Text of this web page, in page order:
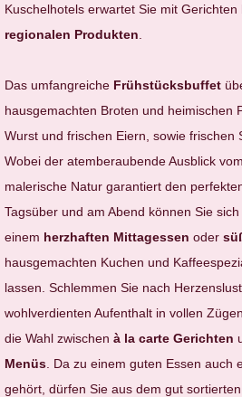
Kuschelhotels erwartet Sie mit
regionalen Produkten
Das umfangreiche Frühstücksbuffet
hausgemachten Broten und heimischen
Wurst und frischen Eiern, sowie frischen
Wobei der atemberaubende Ausblick
malerische Natur garantiert den
Tagsüber und am Abend können Sie
einem herzhaften Mittagessen oder
hausgemachten Kuchen und
lassen. Schlemmen Sie nach
wohlverdienten Aufenthalt in vollen
die Wahl zwischen à la carte Gerichten
Menüs . Da zu einem guten Essen auch
gehört, dürfen Sie aus dem gut sortierten